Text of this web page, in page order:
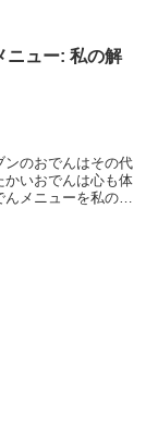
ニュー: 私の解
ンのおでんはその代
かいおでんは心も体
メニューを私の視